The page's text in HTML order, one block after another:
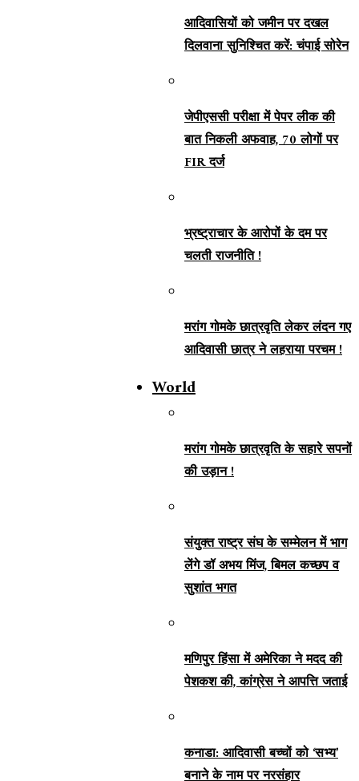
आदिवासियों को जमीन पर दखल
दिलवाना सुनिश्चित करें: चंपाई सोरेन
जेपीएससी परीक्षा में पेपर लीक की
बात निकली अफवाह, 70 लोगों पर
FIR दर्ज
भ्रष्ट्राचार के आरोपों के दम पर
चलती राजनीति !
मरांग गोमके छात्रवृति लेकर लंदन गए
आदिवासी छात्र ने लहराया परचम !
World
मरांग गोमके छात्रवृति के सहारे सपनों
की उड़ान !
संयुक्त राष्ट्र संघ के सम्मेलन में भाग
लेंगे डॉ अभय मिंज, बिमल कच्छप व
सुशांत भगत
मणिपुर हिंसा में अमेरिका ने मदद की
पेशकश की, कांग्रेस ने आपत्ति जताई
कनाडा: आदिवासी बच्चों को ‘सभ्य’
बनाने के नाम पर नरसंहार